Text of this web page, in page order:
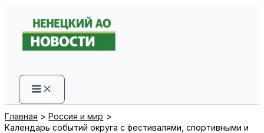
содержимому
Главная
Россия и мир
Календарь событий округа с фестивалями, спортивными и